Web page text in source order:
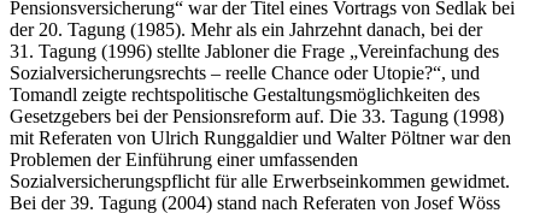
Pensionsversicherung“ war der Titel eines Vortrags von Sedlak bei
der 20. Tagung (1985). Mehr als ein Jahrzehnt danach, bei der
31. Tagung (1996) stellte Jablonerdie Frage „Vereinfachung des
Sozialversicherungsrechts – reelle Chance oder Utopie?“, und
Tomandl zeigte rechtspolitische Gestaltungsmöglichkeiten des
Gesetzgebers bei der Pensionsreform auf. Die 33. Tagung (1998)
mit Referaten von Ulrich Runggaldierund Walter Pöltnerwar den
Problemen der Einführung einer umfassenden
Sozialversicherungspflicht für alle Erwerbseinkommen gewidmet.
Bei der 39. Tagung (2004) stand nach Referaten von Josef Wöss